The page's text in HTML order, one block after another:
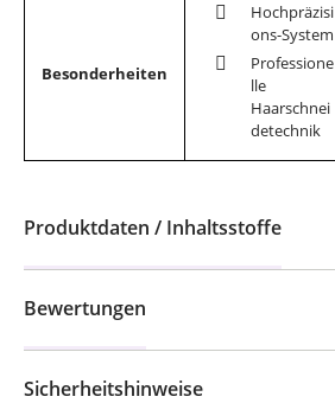
Besonderheiten
Hochpräzisi
ons-System
Professione
lle
Haarschnei
detechnik
Produktdaten / Inhaltsstoffe
Bewertungen
Sicherheitshinweise